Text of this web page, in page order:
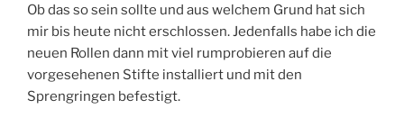
Ob das so sein sollte und aus welchem Grund hat sich
mir bis heute nicht erschlossen. Jedenfalls habe ich die
neuen Rollen dann mit viel rumprobieren auf die
vorgesehenen Stifte installiert und mit den
Sprengringen befestigt.